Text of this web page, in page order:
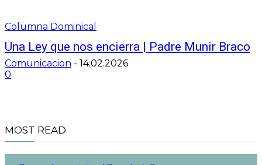
Columna Dominical
Una Ley que nos encierra | Padre Munir Braco
Comunicacion - 14.02.2026
0
MOST READ